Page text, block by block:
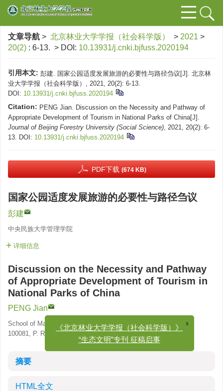
文章导航 > 北京林业大学学报（社会科学版） > 2021 >
20(2) : 6-13. > DOI: 10.13931/j.cnki.bjfuss.2020194
引用本文: 彭建. 国家公园适度发展旅游的必要性与路径刍议[J]. 北京林
业大学学报（社会科学版）, 2021, 20(2): 6-13.
DOI: 10.13931/j.cnki.bjfuss.2020194
Citation: PENG Jian. Discussion on the Necessity and Pathway of
Appropriate Development of Tourism in National Parks of China[J].
Journal of Beijing Forestry University (Social Science), 2021, 20(2): 6-
13. DOI: 10.13931/j.cnki.bjfuss.2020194
PDF下载 (674 KB)
国家公园适度发展旅游的必要性与路径刍议
彭建
中央民族大学管理学院
详细信息
Discussion on the Necessity and Pathway
of Appropriate Development of Tourism in
National Parks of China
PENG Jian
School of Management, Minzu University of China, Beijing,
100081, P. R. China
摘要
HTML全文
《北京林业大学学报（社会科学版）》
“生态文明”专刊 征稿启事